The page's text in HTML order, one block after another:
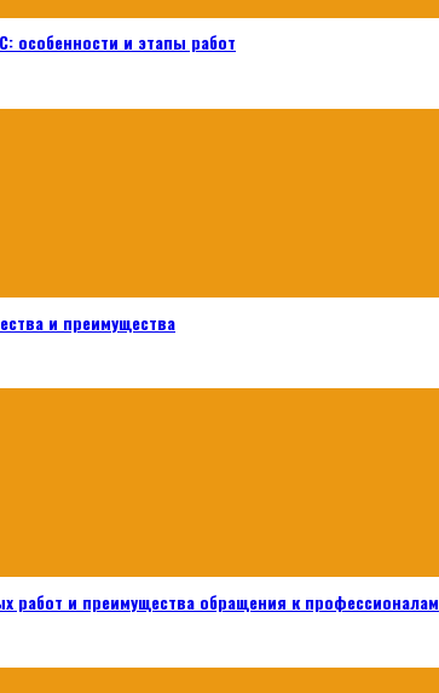
особенности и этапы работ
и преимущества
работ и преимущества обращения к профессионалам